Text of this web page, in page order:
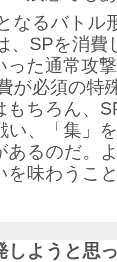
なるバト
、SPを消費
った通常攻
が必須の特
もちろん、
い、「集」
あるのだ。
を味わうこ
しようと思